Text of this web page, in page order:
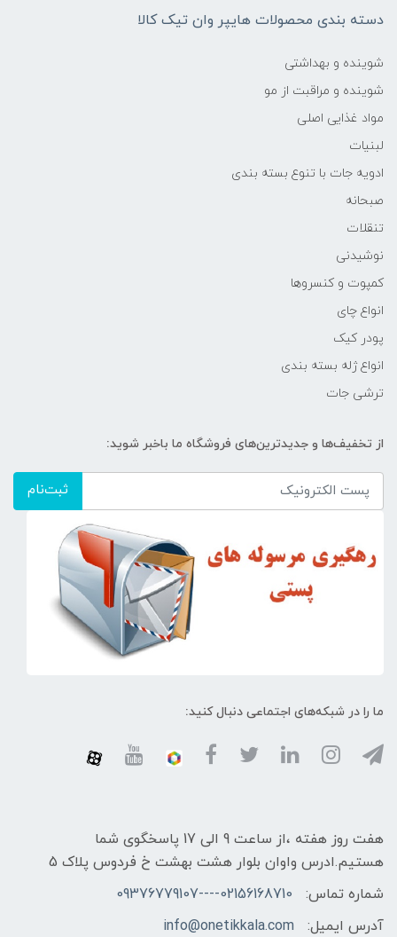
دسته بندی محصولات هایپر وان تیک کالا
شوینده و بهداشتی
شوینده و مراقبت از مو
مواد غذایی اصلی
لبنیات
ادویه جات با تنوع بسته بندی
صبحانه
تنقلات
نوشیدنی
کمپوت و کنسروها
انواع چای
پودر کیک
انواع ژله بسته بندی
ترشی جات
از تخفیف‌ها و جدیدترین‌های فروشگاه ما باخبر شوید:
ثبت‌نام
ما را در شبکه‌های اجتماعی دنبال کنید:
هفت روز هفته ،از ساعت 9 الی 17 پاسخگوی شما
هستیم.ادرس واوان بلوار هشت بهشت خ فردوس پلاک 5
شماره تماس:
02156168710----09376779107
آدرس ایمیل:
info@onetikkala.com